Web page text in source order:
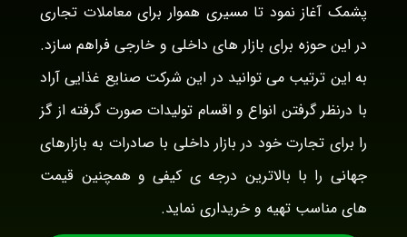
پشمک آغاز نمود تا مسیری هموار برای معاملات تجاری
در این حوزه برای بازار های داخلی و خارجی فراهم سازد.
به این ترتیب می توانید در این شرکت صنایع غذایی آراد
با درنظر گرفتن انواع و اقسام تولیدات صورت گرفته از گز
را برای تجارت خود در بازار داخلی با صادرات به بازارهای
جهانی را با بالاترین درجه ی کیفی و همچنین قیمت
های مناسب تهیه و خریداری نماید.